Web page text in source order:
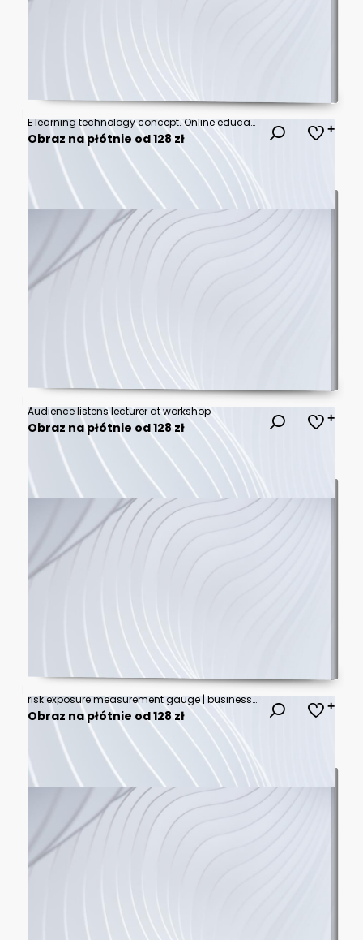
E learning technology concept. Online education, webinar, online courses..AI and machine learning enhance personalised learning. Digital training to employee, compliance, customer, partner.
Obraz na płótnie od 128 zł
Audience listens lecturer at workshop
Obraz na płótnie od 128 zł
risk exposure measurement gauge | business risk level indicator | financial market exposure concept | wood block number scale | level seven exposure rating
Obraz na płótnie od 128 zł